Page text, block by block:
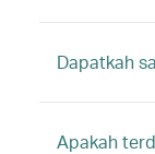
Dapatkah
Apakah